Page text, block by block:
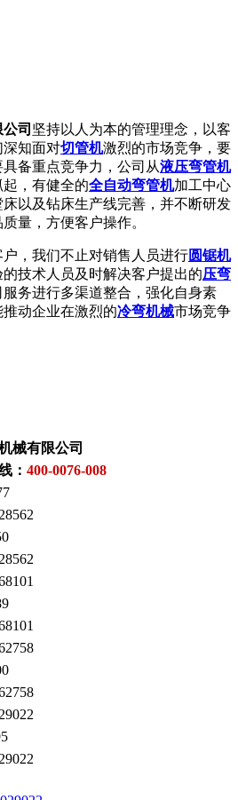
司 坚持以人为本的管理理念，以客
深知面对切管机激烈的市场竞争，要
备重点竞争力，公司从液压弯管机
，有健全的全自动弯管机加工中心
以及钻床生产线完善，并不断研发
量，方便客户操作。
，我们不止对销售人员进行圆锯机
技术人员及时解决客户提出的压弯
务进行多渠道整合，强化自身素
动企业在激烈的冷弯机械市场竞争
械有限公司
： 400-0076-008